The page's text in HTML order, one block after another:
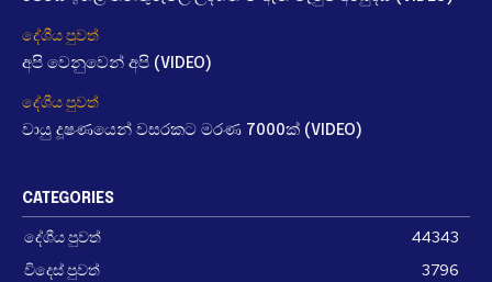
දේශීය පුවත්
අපි වෙනුවෙන් අපි (VIDEO)
දේශීය පුවත්
වායු දූෂණයෙන් වසරකට මරණ 7000ක් (VIDEO)
CATEGORIES
දේශීය පුවත්
44343
විදෙස් පුවත්
3796